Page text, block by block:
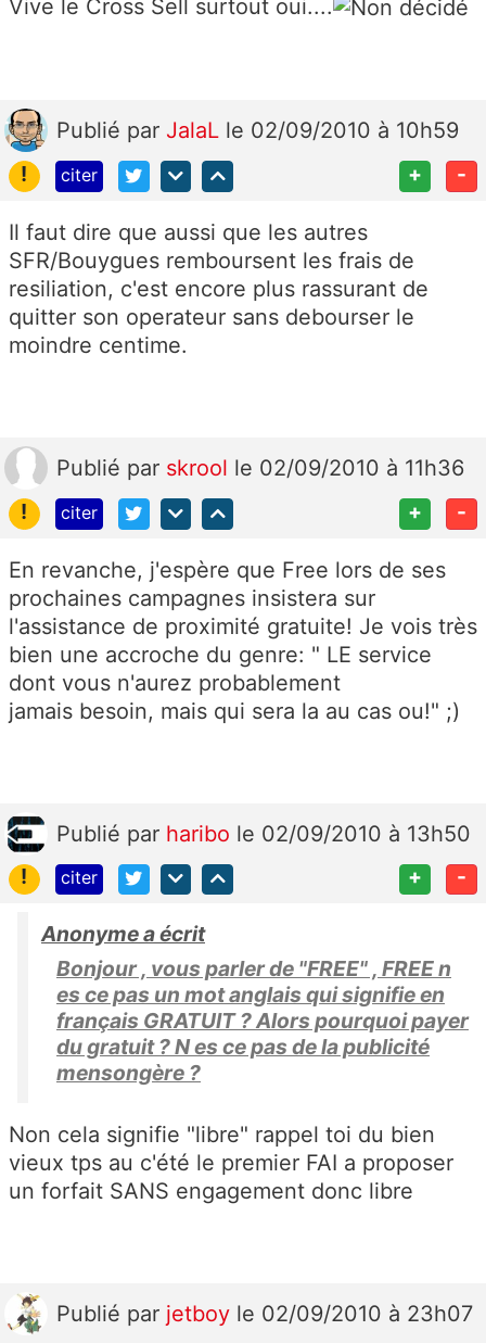
Vive le Cross Sell surtout oui....
Publié par JalaL le 02/09/2010 à 10h59
!
citer + -
Il faut dire que aussi que les autres
SFR/Bouygues remboursent les frais de
resiliation, c'est encore plus rassurant de
quitter son operateur sans debourser le
moindre centime.
Publié par skrool le 02/09/2010 à 11h36
!
citer + -
En revanche, j'espère que Free lors de ses
prochaines campagnes insistera sur
l'assistance de proximité gratuite! Je vois très
bien une accroche du genre: " LE service
dont vous n'aurez probablement
jamais besoin, mais qui sera la au cas ou!" ;)
Publié par haribo le 02/09/2010 à 13h50
!
citer + -
Anonyme a écrit
Bonjour , vous parler de "FREE" , FREE n
es ce pas un mot anglais qui signifie en
français GRATUIT ? Alors pourquoi payer
du gratuit ? N es ce pas de la publicité
mensongère ?
Non cela signifie "libre" rappel toi du bien
vieux tps au c'été le premier FAI a proposer
un forfait SANS engagement donc libre
Publié par jetboy le 02/09/2010 à 23h07